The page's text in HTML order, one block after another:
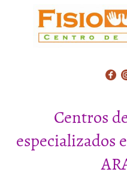
Centros
especializados